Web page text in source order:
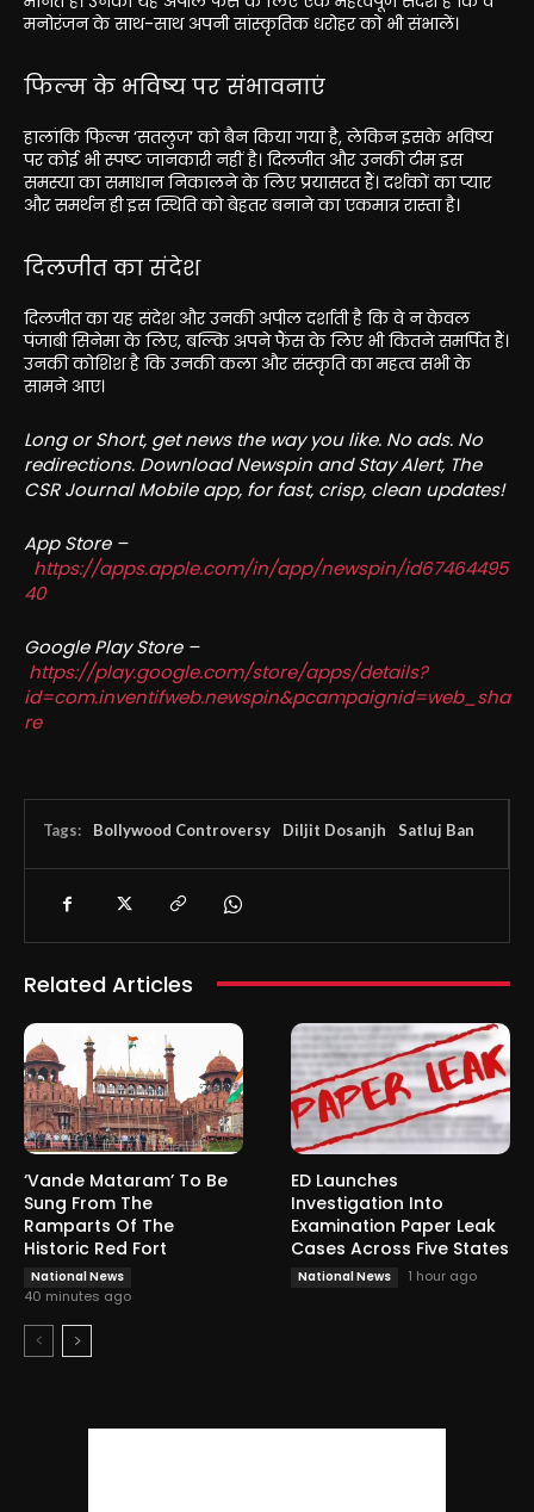
मनोरंजन के साथ-साथ अपनी सांस्कृतिक धरोहर को भी संभालें।
फिल्म के भविष्य पर संभावनाएं
हालांकि फिल्म ‘सतलुज’ को बैन किया गया है, लेकिन इसके भविष्य
पर कोई भी स्पष्ट जानकारी नहीं है। दिलजीत और उनकी टीम इस
समस्या का समाधान निकालने के लिए प्रयासरत हैं। दर्शकों का प्यार
और समर्थन ही इस स्थिति को बेहतर बनाने का एकमात्र रास्ता है।
दिलजीत का संदेश
दिलजीत का यह संदेश और उनकी अपील दर्शाती है कि वे न केवल
पंजाबी सिनेमा के लिए, बल्कि अपने फैंस के लिए भी कितने समर्पित हैं।
उनकी कोशिश है कि उनकी कला और संस्कृति का महत्व सभी के
सामने आए।
Long or Short, get news the way you like. No ads. No
redirections. Download Newspin and Stay Alert, The
CSR Journal Mobile app, for fast, crisp, clean updates!
App Store –
https://apps.apple.com/in/app/newspin/id67464495
40
Google Play Store –
https://play.google.com/store/apps/details?
id=com.inventifweb.newspin&pcampaignid=web_sha
re
Tags: Bollywood Controversy Diljit Dosanjh Satluj Ban
Related Articles
‘Vande Mataram’ To Be
Sung From The
Ramparts Of The
Historic Red Fort
National News
40 minutes ago
ED Launches
Investigation Into
Examination Paper Leak
Cases Across Five States
National News 1 hour ago